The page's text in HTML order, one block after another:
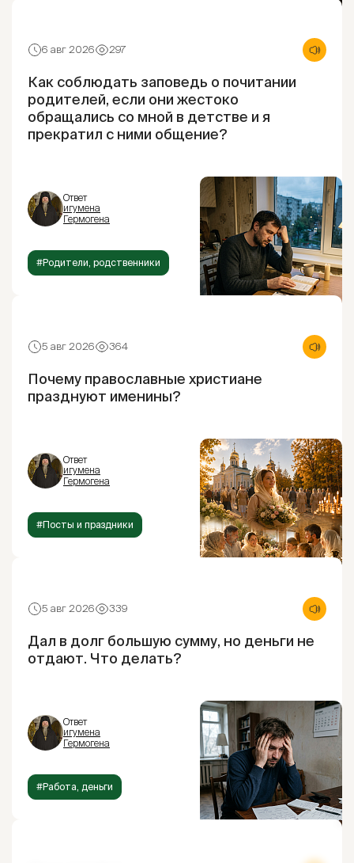
6 авг 2026 297
Как соблюдать заповедь о почитании
родителей, если они жестоко
обращались со мной в детстве и я
прекратил с ними общение?
Ответ
игумена
Гермогена
#Родители, родственники
5 авг 2026 364
Почему православные христиане
празднуют именины?
Ответ
игумена
Гермогена
#Посты и праздники
5 авг 2026 339
Дал в долг большую сумму, но деньги не
отдают. Что делать?
Ответ
игумена
Гермогена
#Работа, деньги